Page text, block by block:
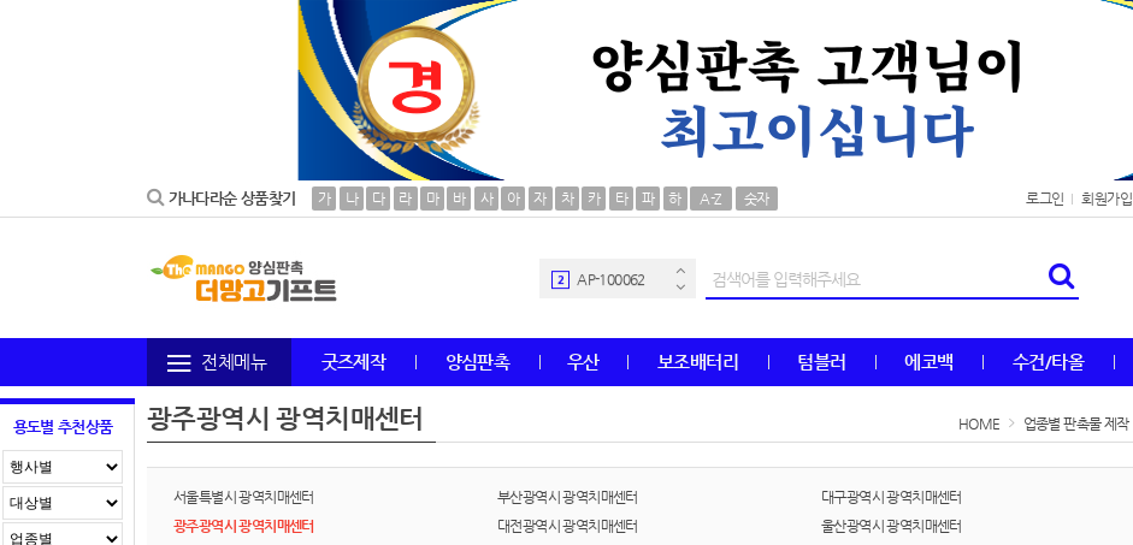
가나다라순 상품찾기 가 나 다 라 마 바 사 아 자 차 카 타 파 하 A-Z 숫자 로그인 회원가입
2 AP-100062
4 수건
볼펜
6 양심판촉
전체메뉴 굿즈제작 양심판촉 우산 보조배터리 텀블러 에코백 수건/타올
용도별 추천상품 광주광역시 광역치매센터 HOME 업종별 판촉물 제작
서울특별시 광역치매센터 부산광역시 광역치매센터 대구광역시 광역치매센터
광주광역시 광역치매센터
대전광역시 광역치매센터 울산광역시 광역치매센터